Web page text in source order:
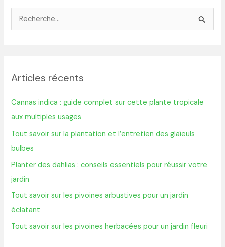
e
c
h
e
r
:
Articles récents
Cannas indica : guide complet sur cette plante tropicale
aux multiples usages
Tout savoir sur la plantation et l’entretien des glaïeuls
bulbes
Planter des dahlias : conseils essentiels pour réussir votre
jardin
Tout savoir sur les pivoines arbustives pour un jardin
éclatant
Tout savoir sur les pivoines herbacées pour un jardin fleuri